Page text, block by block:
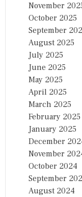
November
October 2025
September
August 2025
July 2025
June 2025
May 2025
April 2025
March 2025
February 2025
January 2025
December
November
October 2024
September
August 2024